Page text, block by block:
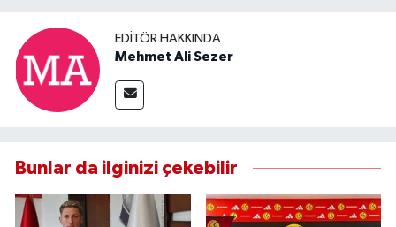
EDITÖR HAKKINDA
Mehmet Ali Sezer
Bunlar da ilginizi çekebilir